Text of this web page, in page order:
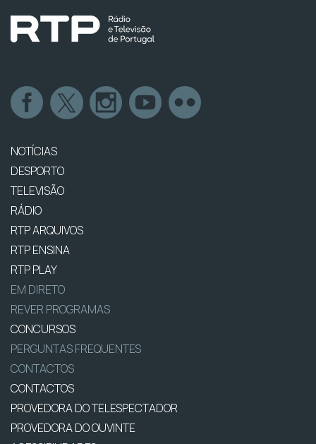
NOTÍCIAS
DESPORTO
TELEVISÃO
RÁDIO
RTP ARQUIVOS
RTP ENSINA
RTP PLAY
EM DIRETO
REVER PROGRAMAS
CONCURSOS
PERGUNTAS FREQUENTES
CONTACTOS
CONTACTOS
PROVEDORA DO TELESPECTADOR
PROVEDORA DO OUVINTE